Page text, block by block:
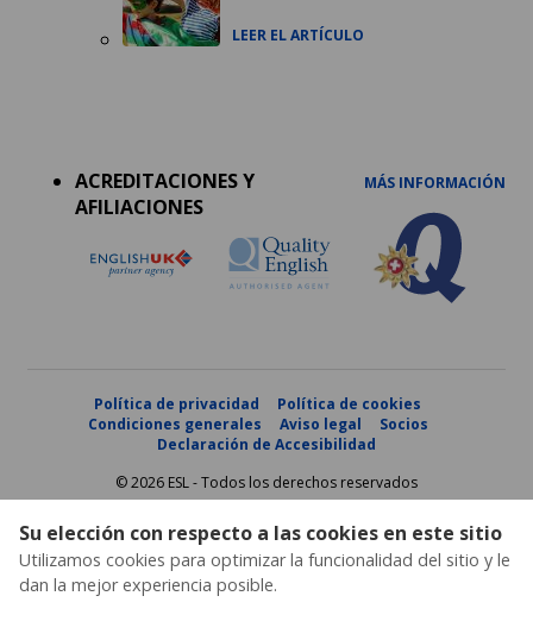
Su elección con respecto a las cookies en este sitio
Utilizamos cookies para optimizar la funcionalidad del sitio y le
dan la mejor experiencia posible.
LEER EL ARTÍCULO
ACREDITACIONES Y
AFILIACIONES
MÁS INFORMACIÓN
Política de privacidad
Política de cookies
Condiciones generales
Aviso legal
Socios
Declaración de Accesibilidad
© 2026 ESL - Todos los derechos reservados